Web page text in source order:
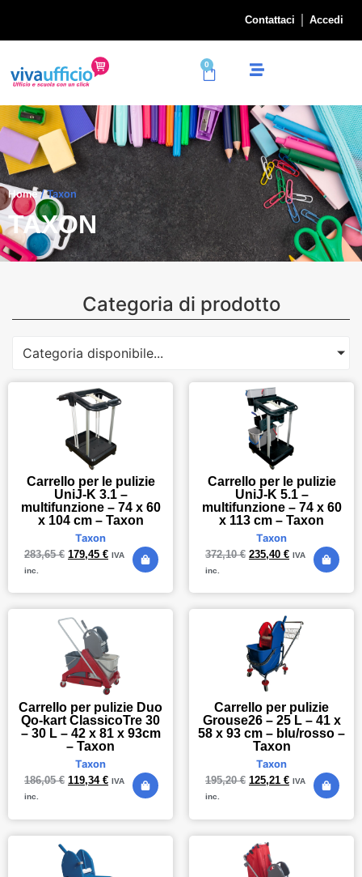
Contattaci Accedi
0
Home/ Taxon
TAXON
Categoria di prodotto
Categoria disponibile...
Carrello per le pulizie
UniJ-K 3.1 –
multifunzione – 74 x 60
x 104 cm – Taxon
Taxon
283,65€ 179,45 € IVA
inc.
Carrello per le pulizie
UniJ-K 5.1 –
multifunzione – 74 x 60
x 113 cm – Taxon
Taxon
372,10€ 235,40 € IVA
inc.
Carrello per pulizie Duo
Qo-kart ClassicoTre 30
– 30 L – 42 x 81 x 93cm
– Taxon
Taxon
186,05€ 119,34 €
IVA
inc.
Carrello per pulizie
Grouse26 – 25 L – 41 x
58 x 93 cm – blu/rosso –
Taxon
Taxon
195,20€ 125,21 €
IVA
inc.